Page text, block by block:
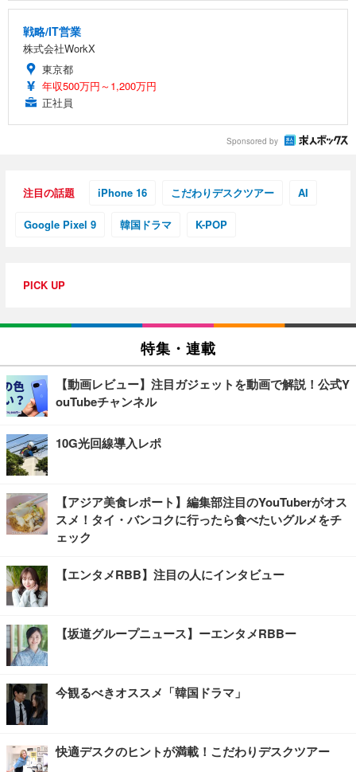
戦略/IT営業
株式会社WorkX
東京都
年収500万円～1,200万円
正社員
Sponsored by
注目の話題 iPhone 16 こだわりデスクツアー AI
Google Pixel 9 韓国ドラマ K-POP
PICK UP
特集・連載
【動画レビュー】注目ガジェットを動画で解説！公式Y
ouTubeチャンネル
10G光回線導入レポ
【アジア美食レポート】編集部注目のYouTuberがオス
スメ！タイ・バンコクに行ったら食べたいグルメをチ
ェック
【エンタメRBB】注目の人にインタビュー
【坂道グループニュース】ーエンタメRBBー
今観るべきオススメ「韓国ドラマ」
快適デスクのヒントが満載！こだわりデスクツアー